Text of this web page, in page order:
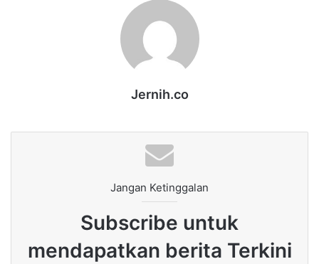
Jernih.co
Jangan Ketinggalan
Subscribe untuk
mendapatkan berita Terkini